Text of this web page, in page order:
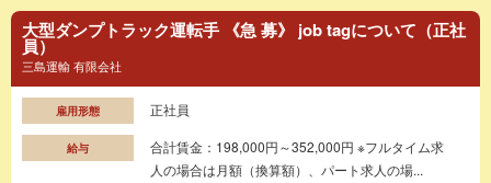
大型ダンプトラック運転手 《急 募》 job tagについて（正社
員）
三島運輸 有限会社
雇用形態 正社員
給与
合計賃金：198,000円～352,000円 ※フルタイム求
人の場合は月額（換算額）、パート求人の場...